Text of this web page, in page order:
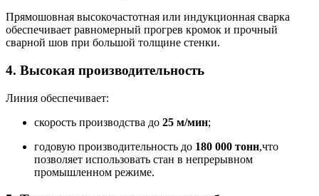
Прямошовная высокочастотная или индукционная сварка
обеспечивает равномерный прогрев кромок и прочный
сварной шов при большой толщине стенки.
4. Высокая производительность
Линия обеспечивает:
скорость производства до 25 м/мин;
годовую производительность до 180 000 тонн,что
позволяет использовать стан в непрерывном
промышленном режиме.